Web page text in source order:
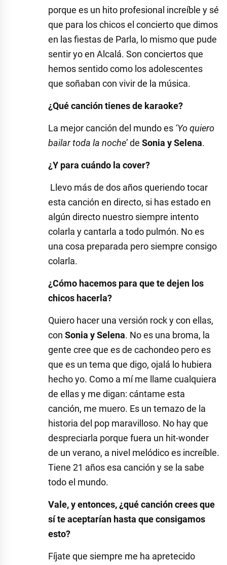
porque es un hito profesional increíble y sé
que para los chicos el concierto que dimos
en las fiestas de Parla, lo mismo que pude
sentir yo en Alcalá. Son conciertos que
hemos sentido como los adolescentes
que soñaban con vivir de la música.
¿Qué canción tienes de karaoke?
La mejor canción del mundo es ‘Yo quiero
bailar toda la noche’de Sonia y Selena.
¿Y para cuándo la cover?
Llevo más de dos años queriendo tocar
esta canción en directo, si has estado en
algún directo nuestro siempre intento
colarla y cantarla a todo pulmón. No es
una cosa preparada pero siempre consigo
colarla.
¿Cómo hacemos para que te dejen los
chicos hacerla?
Quiero hacer una versión rock y con ellas,
con Sonia y Selena. No es una broma, la
gente cree que es de cachondeo pero es
que es un tema que digo, ojalá lo hubiera
hecho yo. Como a mí me llame cualquiera
de ellas y me digan: cántame esta
canción, me muero. Es un temazo de la
historia del pop maravilloso. No hay que
despreciarla porque fuera un hit-wonder
de un verano, a nivel melódico es increíble.
Tiene 21 años esa canción y se la sabe
todo el mundo.
Vale, y entonces, ¿qué canción crees que
sí te aceptarían hasta que consigamos
esto?
Fíjate que siempre me ha apretecido